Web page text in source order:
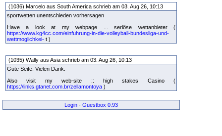
(1036) Marcelo aus South America schrieb am 03. Aug 26, 10:13
sportwetten unentschieden vorhersagen
Have a look at my webpage ... seriöse wettanbieter (
https://www.kg4cc.com/einfuhrung-in-die-volleyball-bundesliga-und-
wettmoglichkei- t )
(1035) Wally aus Asia schrieb am 03. Aug 26, 10:13
Gute Seite. Vielen Dank.
Also visit my web-site :: high stakes Casino (
https://links.gtanet.com.br/zellamontoya )
Login - Guestbox 0.93